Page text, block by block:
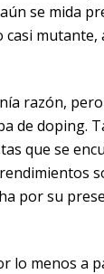
se mida
razón,
de doping.
que se
por su
lo menos a